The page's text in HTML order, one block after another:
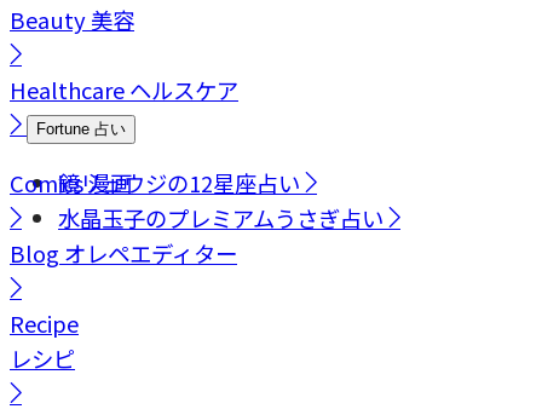
Beauty美容
Healthcareヘルスケア
Fortune 占い
鏡リュウジの12星座占い
水晶玉子のプレミアムうさぎ占い
Comics漫画
Blog オレペエディター
Recipe
レシピ